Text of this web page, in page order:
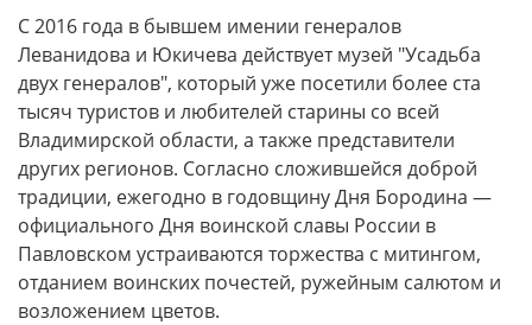
С 2016 года в бывшем имении генералов
Леванидова и Юкичева действует музей "Усадьба
двух генералов", который уже посетили более ста
тысяч туристов и любителей старины со всей
Владимирской области, а также представители
других регионов. Согласно сложившейся доброй
традиции, ежегодно в годовщину Дня Бородина —
официального Дня воинской славы России в
Павловском устраиваются торжества с митингом,
отданием воинских почестей, ружейным салютом и
возложением цветов.